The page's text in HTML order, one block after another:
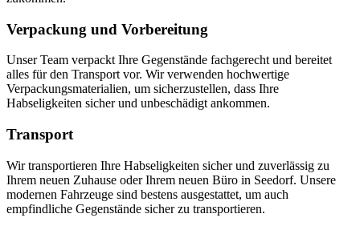
Verpackung und Vorbereitung
Unser Team verpackt Ihre Gegenstände fachgerecht und bereitet
alles für den Transport vor. Wir verwenden hochwertige
Verpackungsmaterialien, um sicherzustellen, dass Ihre
Habseligkeiten sicher und unbeschädigt ankommen.
Transport
Wir transportieren Ihre Habseligkeiten sicher und zuverlässig zu
Ihrem neuen Zuhause oder Ihrem neuen Büro in Seedorf. Unsere
modernen Fahrzeuge sind bestens ausgestattet, um auch
empfindliche Gegenstände sicher zu transportieren.